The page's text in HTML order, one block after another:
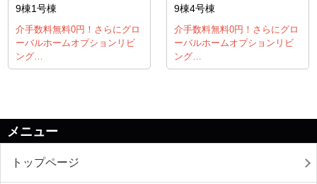
9棟1号棟
介手数料無料0円！さらにグロ
ーバルホームオプションリビ
ング…
9棟4号棟
介手数料無料0円！さらにグロ
ーバルホームオプションリビ
ング…
メニュー
トップページ